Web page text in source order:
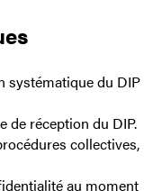
systématique du DIP
de réception du DIP.
collectives,
au moment